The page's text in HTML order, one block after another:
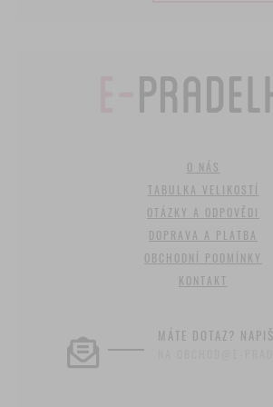
O NÁS
TABULKA VELIKOSTÍ
OTÁZKY A ODPOVĚDI
DOPRAVA A PLATBA
OBCHODNÍ PODMÍNKY
KONTAKT
MÁTE DOTAZ?